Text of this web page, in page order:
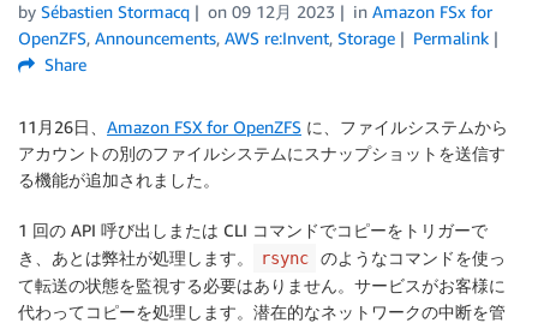
by Sébastien Stormacq on 09 12月 2023 in Amazon FSx for
OpenZFS, Announcements, AWS re:Invent, Storage
Permalink
Share
11月26日、 Amazon FSX for OpenZFS に、ファイルシステムから
アカウントの別のファイルシステムにスナップショットを送信す
る機能が追加されました。
1 回の API 呼び出しまたは CLI コマンドでコピーをトリガーで
き、あとは弊社が処理します。
rsync
のようなコマンドを使っ
て転送の状態を監視する必要はありません。サービスがお客様に
代わってコピーを処理します。潜在的なネットワークの中断を管